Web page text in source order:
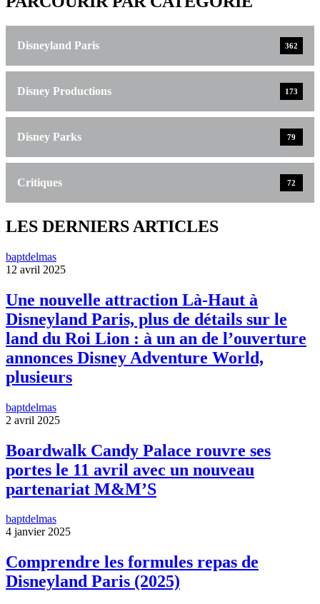
Disneyland Paris 362
Disney Productions 173
Disney Parks 79
Critiques 72
LES DERNIERS ARTICLES
baptdelmas
12 avril 2025
Une nouvelle attraction Là-Haut à
Disneyland Paris, plus de détails sur le
land du Roi Lion : à un an de l’ouverture
annonces Disney Adventure World,
plusieurs
baptdelmas
2 avril 2025
Boardwalk Candy Palace rouvre ses
portes le 11 avril avec un nouveau
partenariat M&M’S
baptdelmas
4 janvier 2025
Comprendre les formules repas de
Disneyland Paris (2025)